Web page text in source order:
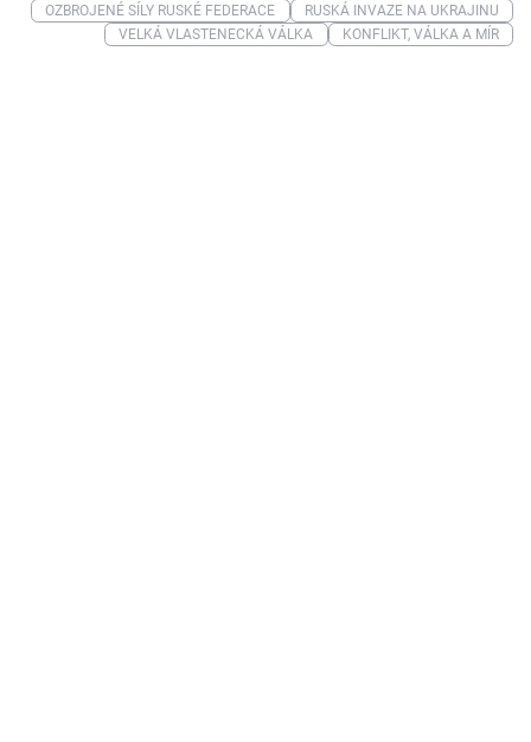
OZBROJENÉ SÍLY RUSKÉ FEDERACE
RUSKÁ INVAZE NA UKRAJINU
VELKÁ VLASTENECKÁ VÁLKA
KONFLIKT, VÁLKA A MÍR